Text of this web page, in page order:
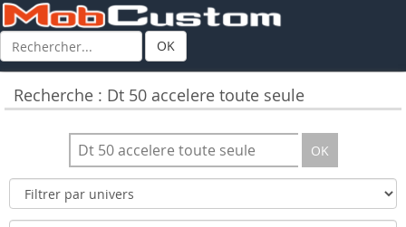
OK
Recherche : Dt 50 accelere toute seule
OK